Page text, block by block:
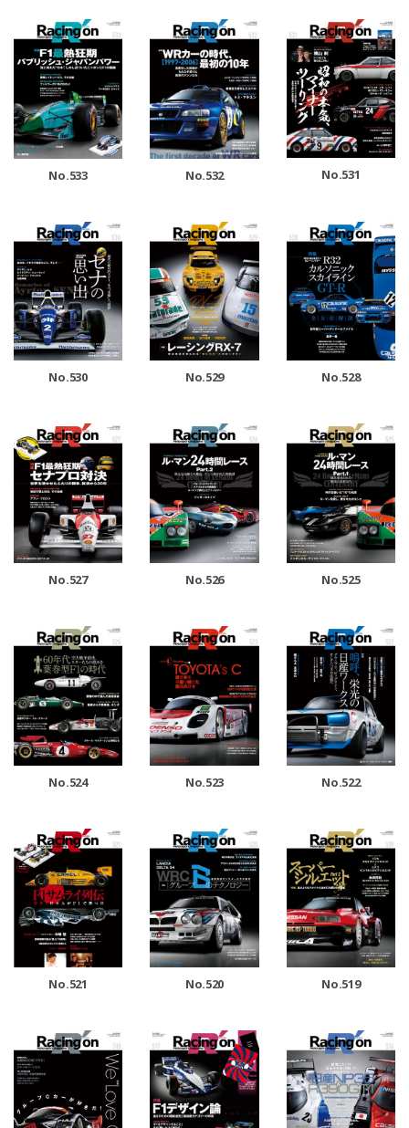
No.533 No.532 No.531
No.530 No.529 No.528
No.527 No.526 No.525
No.524 No.523 No.522
No.521 No.520 No.519